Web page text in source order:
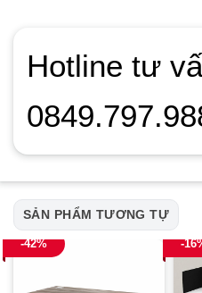
Hotline tư
SẢN PHẨM TƯƠNG TỰ
-42% -